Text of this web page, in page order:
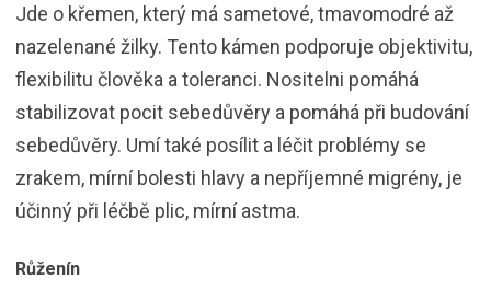
Jde o křemen, který má sametové, tmavomodré až
nazelenané žilky. Tento kámen podporuje objektivitu,
flexibilitu člověka a toleranci. Nositelni pomáhá
stabilizovat pocit sebedůvěry a pomáhá při budování
sebedůvěry. Umí také posílit a léčit problémy se
zrakem, mírní bolesti hlavy a nepříjemné migrény, je
účinný při léčbě plic, mírní astma.
Růženín